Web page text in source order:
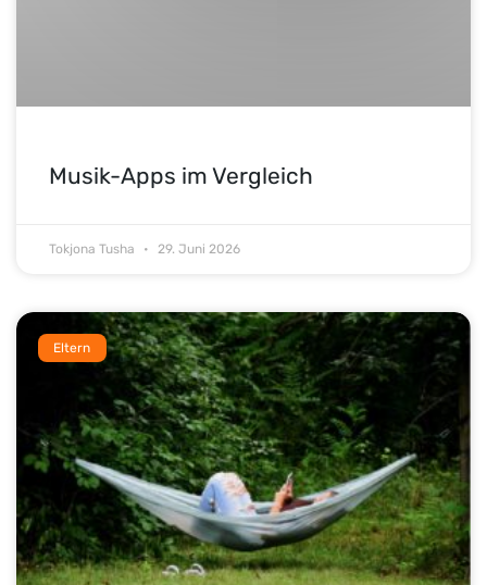
Musik-Apps im Vergleich
Tokjona Tusha 29. Juni 2026
Eltern